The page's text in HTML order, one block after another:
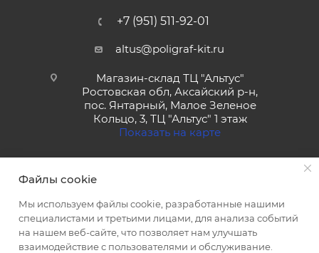
+7 (951) 511-92-01
altus@poligraf-kit.ru
Магазин-склад ТЦ "Альтус"
Ростовская обл, Аксайский р-н,
пос. Янтарный, Малое Зеленое
Кольцо, 3, ТЦ "Альтус" 1 этаж
Показать на карте
2026 © Полиграф кит - интернет-магазин
Файлы cookie
Мы используем файлы cookie, разработанные нашими
специалистами и третьими лицами, для анализа событий
на нашем веб-сайте, что позволяет нам улучшать
взаимодействие с пользователями и обслуживание.